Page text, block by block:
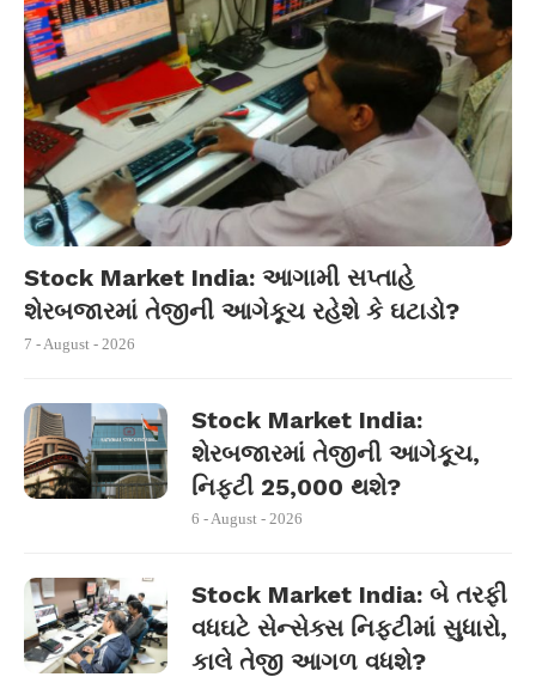
Stock Market India: આગામી સપ્તાહે
શેરબજારમાં તેજીની આગેકૂચ રહેશે કે ઘટાડો?
7 - August - 2026
Stock Market India:
શેરબજારમાં તેજીની આગેકૂચ,
નિફ્ટી 25,000 થશે?
6 - August - 2026
Stock Market India: બે તરફી
વધઘટે સેન્સેક્સ નિફ્ટીમાં સુધારો,
કાલે તેજી આગળ વધશે?